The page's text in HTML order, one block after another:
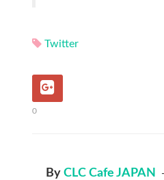
Twitter
0
By CLC Cafe JAPAN